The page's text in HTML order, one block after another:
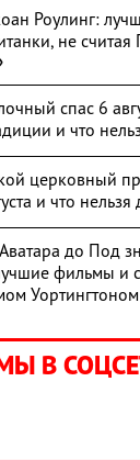
Роулинг:
не считая
спас 6
и что
церковный
и что нельзя
до Под
фильмы и
Уортингтоном
В